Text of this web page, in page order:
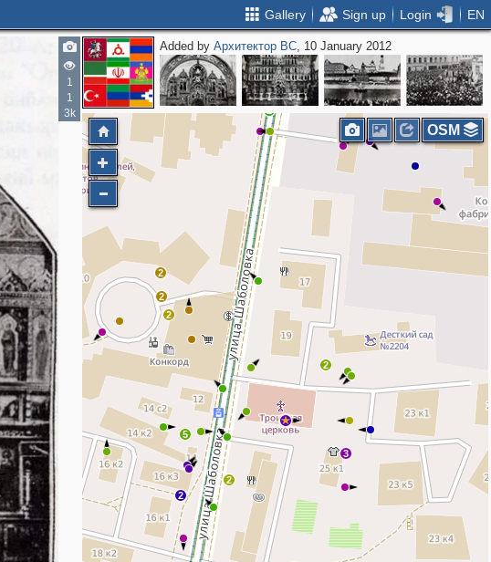
Gallery Sign up Login EN
1
1
3k
Added byАрхитектор ВС, 10 January 2012
5
2
2
3
2
2
2
2
2
OSM